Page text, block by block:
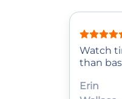
Watch
than
Erin